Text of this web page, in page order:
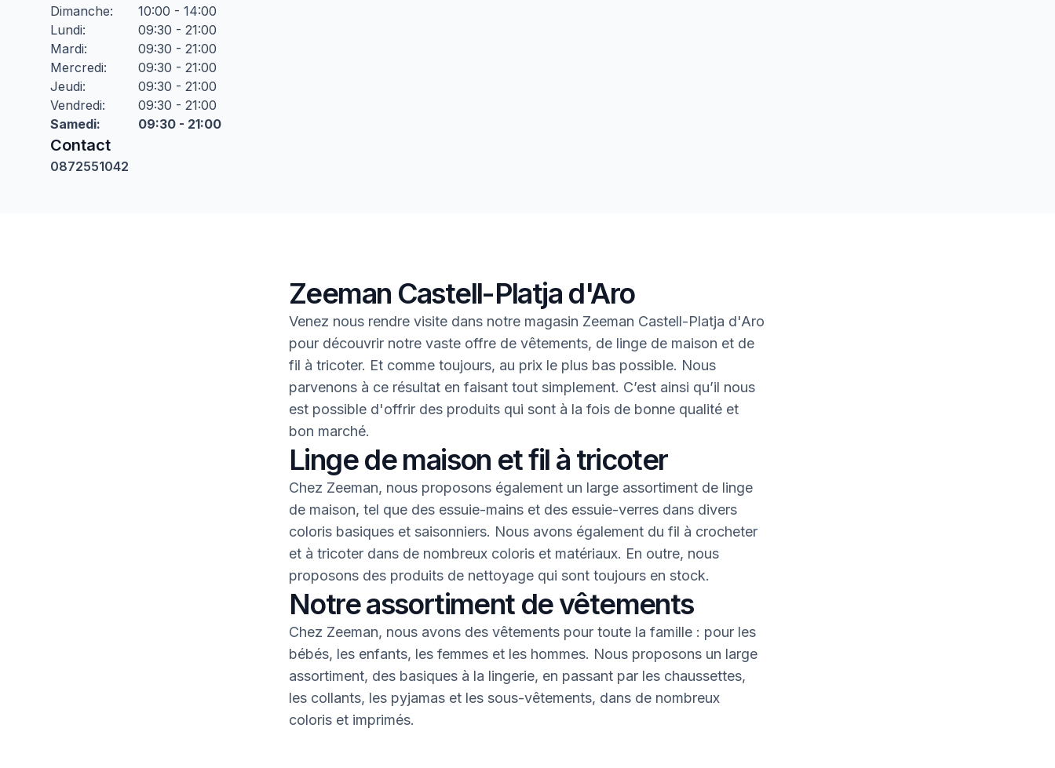
Dimanche:
10:00 - 14:00
Lundi:
09:30 - 21:00
Mardi:
09:30 - 21:00
Mercredi:
09:30 - 21:00
Jeudi:
09:30 - 21:00
Vendredi:
09:30 - 21:00
Samedi: 09:30 - 21:00
Contact
0872551042
Zeeman Castell-Platja d'Aro
Venez nous rendre visite dans notre magasin Zeeman Castell-Platja d'Aro
pour découvrir notre vaste offre de vêtements, de linge de maison et de
fil à tricoter. Et comme toujours, au prix le plus bas possible. Nous
parvenons à ce résultat en faisant tout simplement. C’est ainsi qu’il nous
est possible d'offrir des produits qui sont à la fois de bonne qualité et
bon marché.
Linge de maison et fil à tricoter
Chez Zeeman, nous proposons également un large assortiment de linge
de maison, tel que des essuie-mains et des essuie-verres dans divers
coloris basiques et saisonniers. Nous avons également du fil à crocheter
et à tricoter dans de nombreux coloris et matériaux. En outre, nous
proposons des produits de nettoyage qui sont toujours en stock.
Notre assortiment de vêtements
Chez Zeeman, nous avons des vêtements pour toute la famille : pour les
bébés, les enfants, les femmes et les hommes. Nous proposons un large
assortiment, des basiques à la lingerie, en passant par les chaussettes,
les collants, les pyjamas et les sous-vêtements, dans de nombreux
coloris et imprimés.